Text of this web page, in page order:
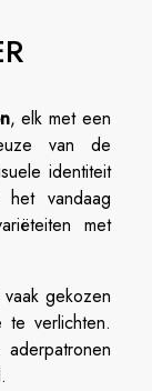
, elk met een
van de
identiteit
vandaag
met
gekozen
te verlichten.